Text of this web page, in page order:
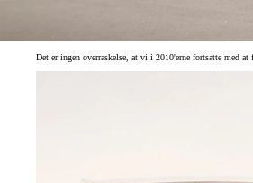
Det er ingen overraskelse, at vi i 2010'erne fortsatte med